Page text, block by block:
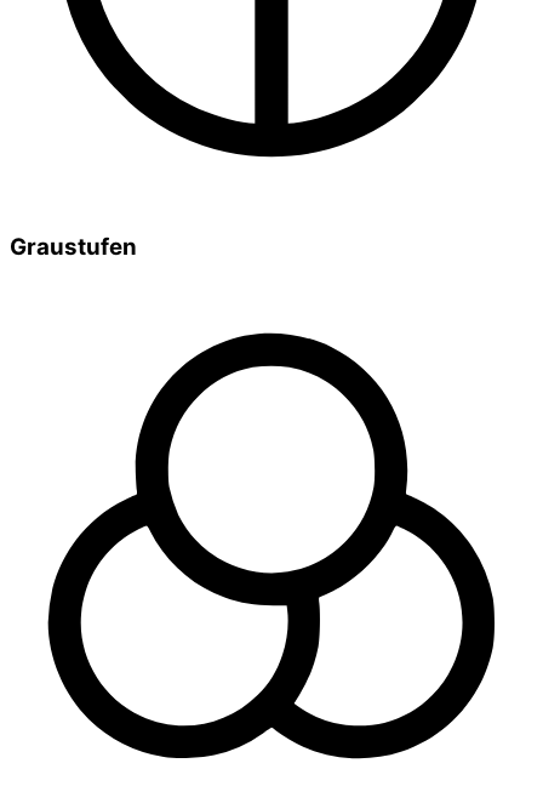
Graustufen